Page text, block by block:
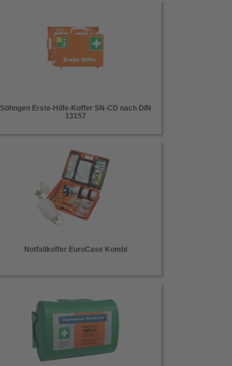
Söhngen Erste-Hilfe-Koffer SN-CD nach DIN
13157
Notfallkoffer EuroCase Kombi